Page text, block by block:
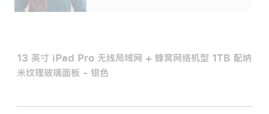
13 英寸 iPad Pro 无线局域网 + 蜂窝网络机型 1TB 配纳
米纹理玻璃面板 - 银色